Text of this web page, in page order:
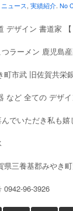
ニュース, 実績紹介. No
デザイン 書道家
ラーメン 鹿児島
町市武 旧佐賀共栄
など 全ての デザ
でいただき私も嬉
県三養基郡みやき
0942-96-3926